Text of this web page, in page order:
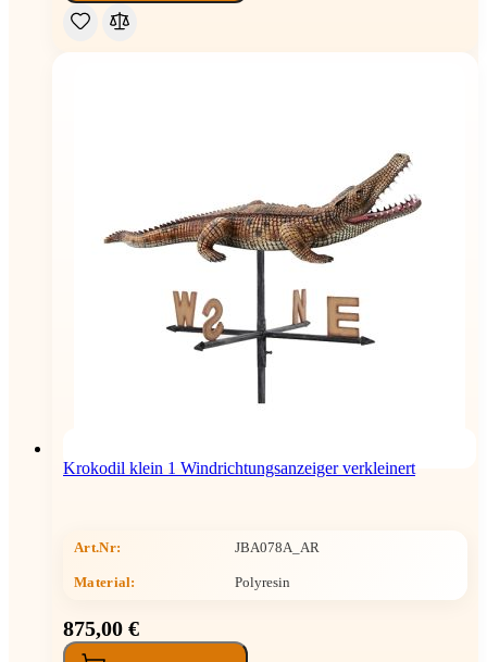
Krokodil klein 1 Windrichtungsanzeiger verkleinert
Art.Nr: JBA078A_AR
Material: Polyresin
875,00 €